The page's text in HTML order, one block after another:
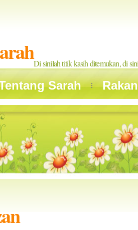
Di sinilah titik kasih ditemukan, di
Sarah